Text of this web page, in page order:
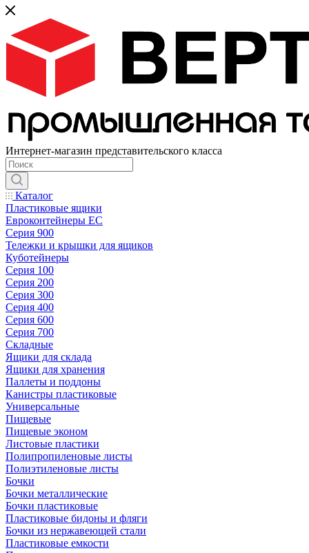
Интернет-магазин представительского класса
Каталог
Пластиковые ящики
Евроконтейнеры ЕС
Серия 900
Тележки и крышки для ящиков
Куботейнеры
Серия 100
Серия 200
Серия 300
Серия 400
Серия 600
Серия 700
Складные
Ящики для склада
Ящики для хранения
Паллеты и поддоны
Канистры пластиковые
Универсальные
Пищевые
Пищевые эконом
Листовые пластики
Полипропиленовые листы
Полиэтиленовые листы
Бочки
Бочки металлические
Бочки пластиковые
Пластиковые бидоны и фляги
Бочки из нержавеющей стали
Пластиковые емкости